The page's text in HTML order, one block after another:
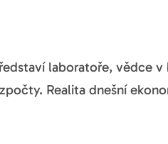
laboratoře, vědce
Realita dnešní